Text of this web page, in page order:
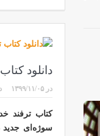
دانلود
در ۱۳۹۹/۱۱/۰۵
کتاب ترفند
سوژه‌ای جدید